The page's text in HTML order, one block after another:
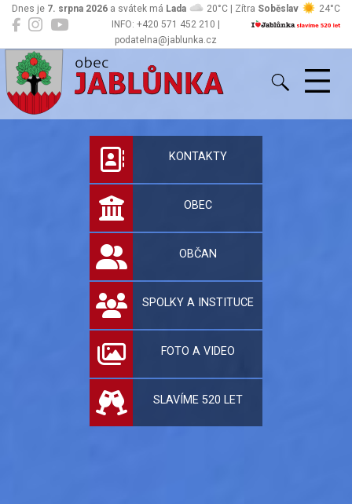
INFO: +420 571 452 210 |
podatelna@jablunka.cz
Dnes je 7. srpna 2026 a svátek má Lada 20°C | Zítra Soběslav 24°C
Jablůnka
Oficiální stránky
KONTAKTY
OBEC
OBČAN
SPOLKY A INSTITUCE
FOTO A VIDEO
SLAVÍME 520 LET